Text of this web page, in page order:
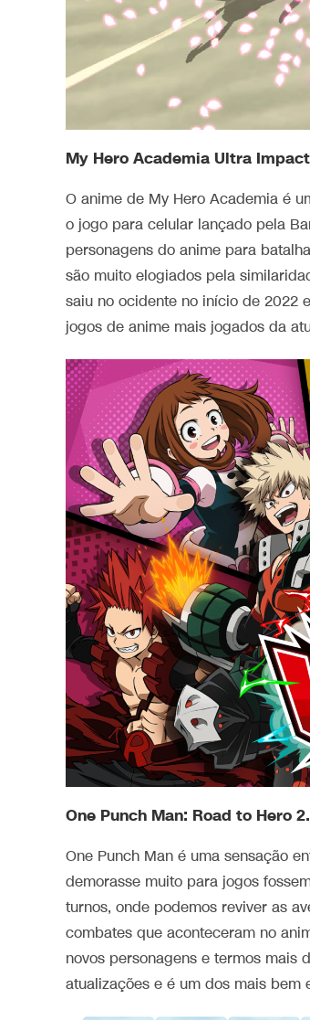
My Hero Academia Ultra Impact
O anime de My Hero Academia é
o jogo para celular lançado pela
personagens do anime para
são muito elogiados pela
saiu no ocidente no início de 2022
jogos de anime mais jogados da
One Punch Man: Road to Hero
One Punch Man é uma sensação
demorasse muito para jogos
turnos, onde podemos reviver as
combates que aconteceram no
novos personagens e termos mais
atualizações e é um dos mais